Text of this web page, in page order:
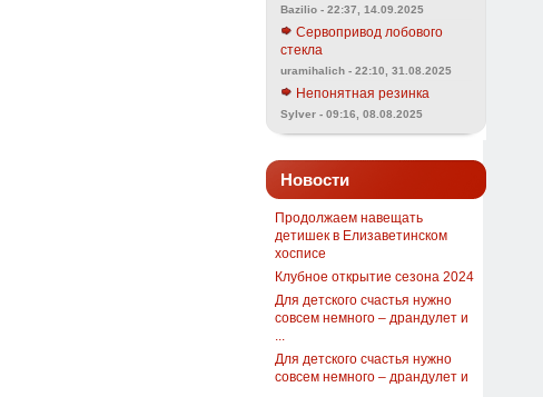
Bazilio - 22:37, 14.09.2025
Сервопривод лобового
стекла
uramihalich - 22:10, 31.08.2025
Непонятная резинка
Sylver - 09:16, 08.08.2025
Новости
Продолжаем навещать
детишек в Елизаветинском
хосписе
Клубное открытие сезона 2024
Для детского счастья нужно
совсем немного – драндулет и
Для детского счастья нужно
совсем немного – драндулет и